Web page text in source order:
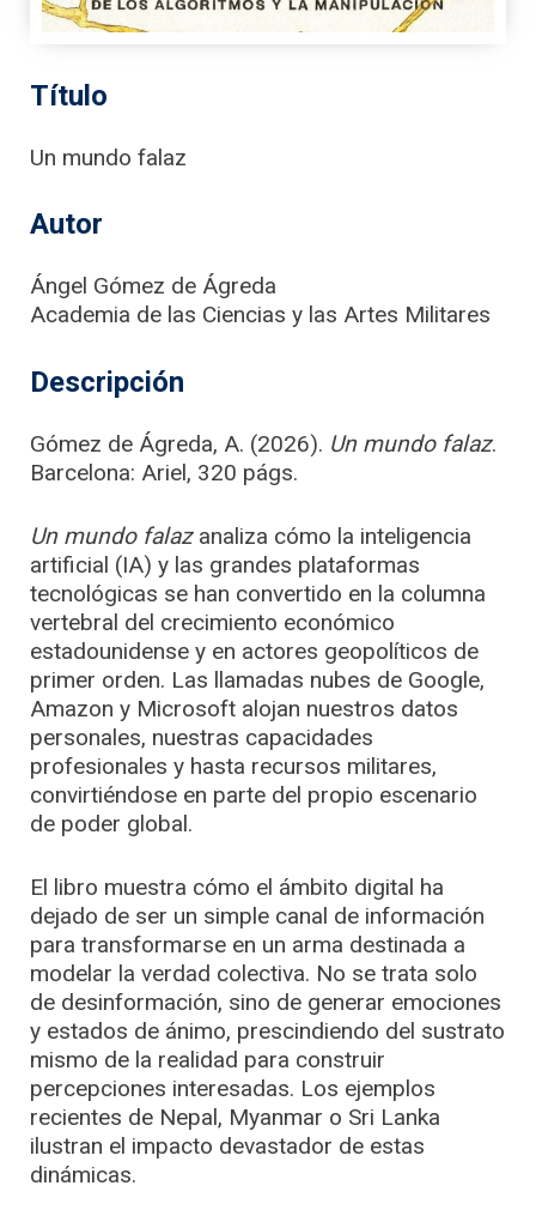
Título
Un mundo falaz
Autor
Ángel Gómez de Ágreda
Academia de las Ciencias y las Artes Militares
Descripción
Gómez de Ágreda, A. (2026). Un mundo falaz.
Barcelona: Ariel, 320 págs.
Un mundo falazanaliza cómo la inteligencia
artificial (IA) y las grandes plataformas
tecnológicas se han convertido en la columna
vertebral del crecimiento económico
estadounidense y en actores geopolíticos de
primer orden. Las llamadas nubes de Google,
Amazon y Microsoft alojan nuestros datos
personales, nuestras capacidades
profesionales y hasta recursos militares,
convirtiéndose en parte del propio escenario
de poder global.
El libro muestra cómo el ámbito digital ha
dejado de ser un simple canal de información
para transformarse en un arma destinada a
modelar la verdad colectiva. No se trata solo
de desinformación, sino de generar emociones
y estados de ánimo, prescindiendo del sustrato
mismo de la realidad para construir
percepciones interesadas. Los ejemplos
recientes de Nepal, Myanmar o Sri Lanka
ilustran el impacto devastador de estas
dinámicas.